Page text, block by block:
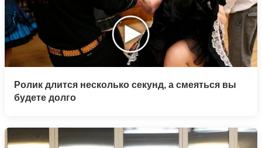
Ролик длится несколько секунд, а смеяться вы
будете долго